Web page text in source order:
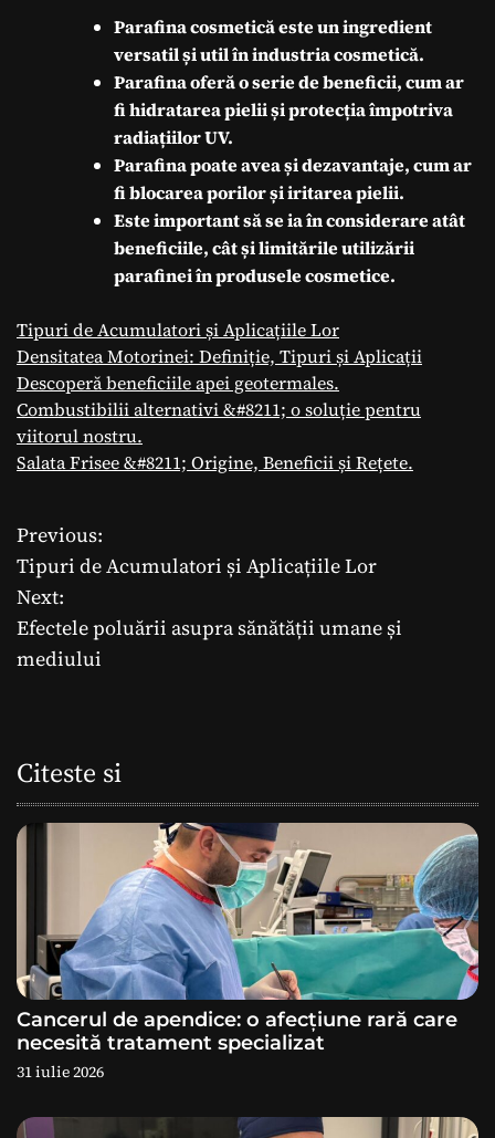
Parafina cosmetică este un ingredient
versatil și util în industria cosmetică.
Parafina oferă o serie de beneficii, cum ar
fi hidratarea pielii și protecția împotriva
radiațiilor UV.
Parafina poate avea și dezavantaje, cum ar
fi blocarea porilor și iritarea pielii.
Este important să se ia în considerare atât
beneficiile, cât și limitările utilizării
parafinei în produsele cosmetice.
Tipuri de Acumulatori și Aplicațiile Lor
Densitatea Motorinei: Definiție, Tipuri și Aplicații
Descoperă beneficiile apei geotermales.
Combustibilii alternativi &#8211; o soluție pentru
viitorul nostru.
Salata Frisee &#8211; Origine, Beneficii și Rețete.
N
a
v
a
r
n
a
r
t
Previous:
Tipuri de Acumulatori și Aplicațiile Lor
Next:
Efectele poluării asupra sănătății umane și
mediului
Citeste si
Cancerul de apendice: o afecțiune rară care
necesită tratament specializat
31 iulie 2026